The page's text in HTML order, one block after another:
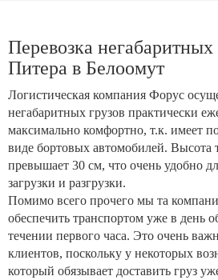
Перевозка негабаритных
Питера в Белоомут
Логистическая компания Форус
негабаритных грузов практически
максимально комфортно, т.к. имеет
виде бортовых автомобилей. Высота
превышает 30 см, что очень удобно
загрузки и разгрузки.
Помимо всего прочего мы та
обеспечить транспортом уже в день
течении первого часа. Это очень
клиентов, поскольку у некоторых
который обязывает доставить груз